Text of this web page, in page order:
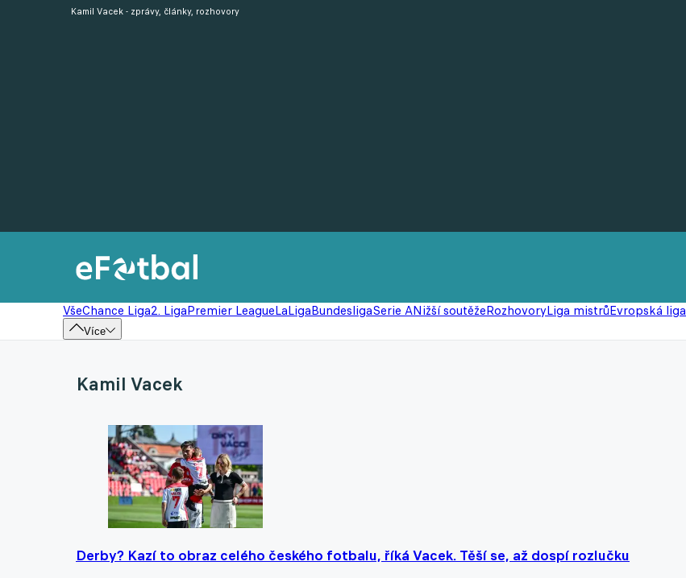
VšeChance Liga2. LigaPremier LeagueLaLigaBundesligaSerie ANižší soutěžeRozhovoryLiga mistrůEvropská liga
Více
Kamil Vacek - zprávy, články, rozhovory
Kamil Vacek
Derby? Kazí to obraz celého českého fotbalu, říká Vacek. Těší se, až dospí rozlučku